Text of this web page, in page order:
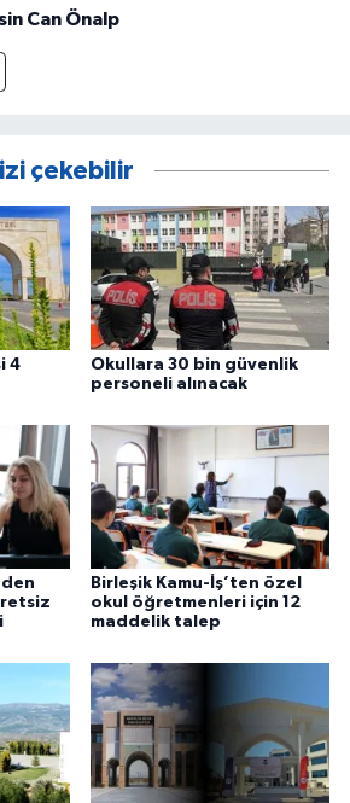
Can Önalp
çekebilir
4
Okullara 30 bin güvenlik
personeli alınacak
Birleşik Kamu-İş’ten özel
okul öğretmenleri için 12
maddelik talep